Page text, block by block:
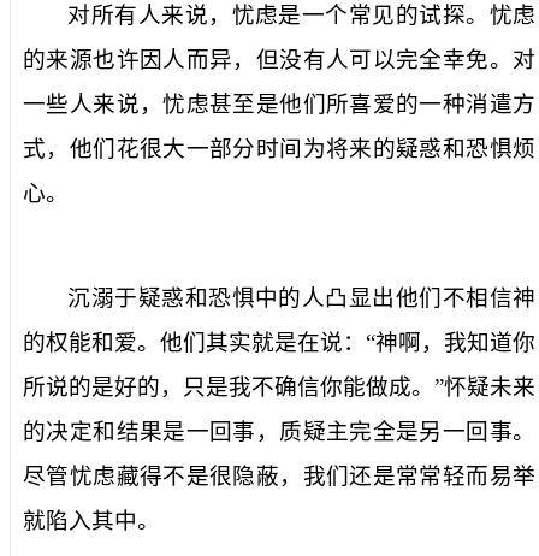
对所有人来说，忧虑是一个常见的试探。忧虑
的来源也许因人而异，但没有人可以完全幸免。对
一些人来说，忧虑甚至是他们所喜爱的一种消遣方
式，他们花很大一部分时间为将来的疑惑和恐惧烦
心。
沉溺于疑惑和恐惧中的人凸显出他们不相信神
的权能和爱。他们其实就是在说：“神啊，我知道你
所说的是好的，只是我不确信你能做成。”怀疑未来
的决定和结果是一回事，质疑主完全是另一回事。
尽管忧虑藏得不是很隐蔽，我们还是常常轻而易举
就陷入其中。